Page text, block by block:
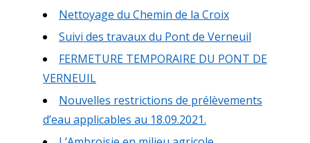
Nettoyage du Chemin de la Croix
Suivi des travaux du Pont de Verneuil
FERMETURE TEMPORAIRE DU PONT DE
VERNEUIL
Nouvelles restrictions de prélèvements
d’eau applicables au 18.09.2021.